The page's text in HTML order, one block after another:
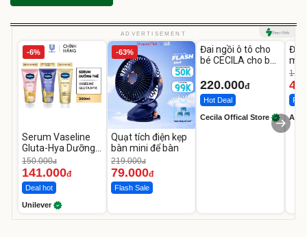
ADVERTISEMENT
-6%
Serum Vaseline
Gluta-Hya Dưỡng
Da Sáng Mịn Sau 7
Ngày
150.000đ
141.000đ
Deal hot
Unilever
-63%
Quạt tích điện kẹp
bàn mini để bàn
219.000đ
79.000đ
Flash Sale
Đai ngồi ô tô cho
bé CECILA cho bé
220.000đ
Hot Deal
Cecila Offical Store A